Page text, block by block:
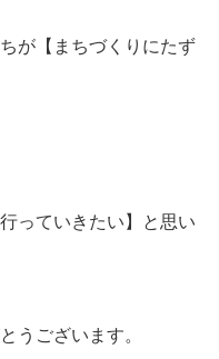
が【まちづくりにたず
っていきたい】と思い
うございます。